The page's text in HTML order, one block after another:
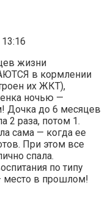
жизни
в кормлении
их ЖКТ),
ночью —
Дочка до 6 месяцев
2 раза, потом 1.
сама — когда ее
При этом все
спала.
по типу
место в прошлом!